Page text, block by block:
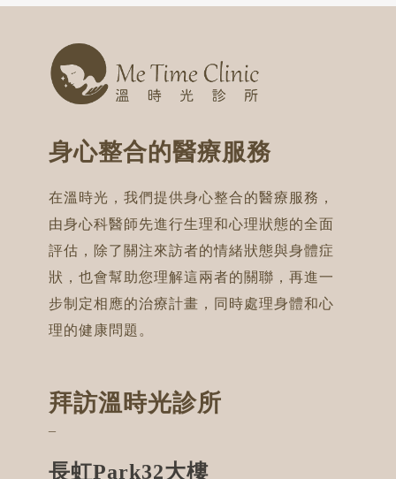
穴來風的傳聞...
身心整合的醫療服務
在溫時光，我們提供身心整合的醫療服務，
由身心科醫師先進行生理和心理狀態的全面
評估，除了關注來訪者的情緒狀態與身體症
狀，也會幫助您理解這兩者的關聯，再進一
步制定相應的治療計畫，同時處理身體和心
理的健康問題。
拜訪溫時光診所
¯
長虹Park32大樓